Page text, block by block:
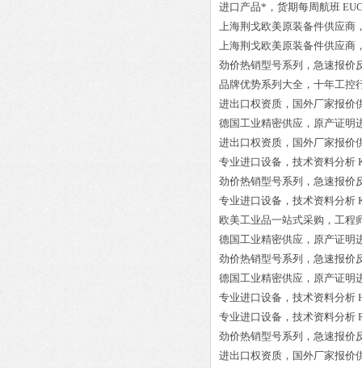
进口产品*，货期每周航班
上海荆戈欧美原装备件供应商
上海荆戈欧美原装备件供应商
劲价热销型号系列，急速报价
品牌优势系列大全，十年工控
进出口权资质，国外厂家报价
德国工业精密供应，原产证明
进出口权资质，国外厂家报价
专业进口设备，技术资料分析
劲价热销型号系列，急速报价
专业进口设备，技术资料分析
欧美工业品一站式采购，工程
德国工业精密供应，原产证明
劲价热销型号系列，急速报价
德国工业精密供应，原产证明
专业进口设备，技术资料分析
专业进口设备，技术资料分析
劲价热销型号系列，急速报价
进出口权资质，国外厂家报价